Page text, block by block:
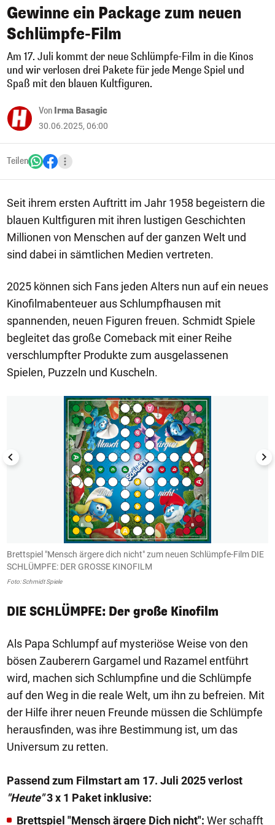
Gewinne ein Package zum neuen
Schlümpfe-Film
Am 17. Juli kommt der neue Schlümpfe-Film in die Kinos
und wir verlosen drei Pakete für jede Menge Spiel und
Spaß mit den blauen Kultfiguren.
Von Irma Basagic
30.06.2025, 06:00
Teilen
Seit ihrem ersten Auftritt im Jahr 1958 begeistern die
blauen Kultfiguren mit ihren lustigen Geschichten
Millionen von Menschen auf der ganzen Welt und
sind dabei in sämtlichen Medien vertreten.
2025 können sich Fans jeden Alters nun auf ein neues
Kinofilmabenteuer aus Schlumpfhausen mit
spannenden, neuen Figuren freuen. Schmidt Spiele
begleitet das große Comeback mit einer Reihe
verschlumpfter Produkte zum ausgelassenen
Spielen, Puzzeln und Kuscheln.
1/5
Brettspiel "Mensch ärgere dich nicht" zum neuen Schlümpfe-Film DIE
SCHLÜMPFE: DER GROSSE KINOFILM
Foto: Schmidt Spiele
DIE SCHLÜMPFE: Der große Kinofilm
Als Papa Schlumpf auf mysteriöse Weise von den
bösen Zauberern Gargamel und Razamel entführt
wird, machen sich Schlumpfine und die Schlümpfe
auf den Weg in die reale Welt, um ihn zu befreien. Mit
der Hilfe ihrer neuen Freunde müssen die Schlümpfe
herausfinden, was ihre Bestimmung ist, um das
Universum zu retten.
Passend zum Filmstart am 17. Juli 2025 verlost
"Heute"3 x 1 Paket inklusive:
Brettspiel "Mensch ärgere Dich nicht": Wer schafft